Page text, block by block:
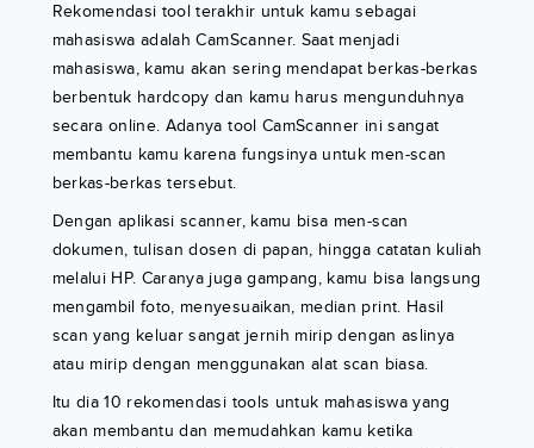
Rekomendasi tool terakhir untuk kamu sebagai
mahasiswa adalah CamScanner. Saat menjadi
mahasiswa, kamu akan sering mendapat berkas-berkas
berbentuk hardcopy dan kamu harus mengunduhnya
secara online. Adanya tool CamScanner ini sangat
membantu kamu karena fungsinya untuk men-scan
berkas-berkas tersebut.
Dengan aplikasi scanner, kamu bisa men-scan
dokumen, tulisan dosen di papan, hingga catatan kuliah
melalui HP. Caranya juga gampang, kamu bisa langsung
mengambil foto, menyesuaikan, median print. Hasil
scan yang keluar sangat jernih mirip dengan aslinya
atau mirip dengan menggunakan alat scan biasa.
Itu dia 10 rekomendasi tools untuk mahasiswa yang
akan membantu dan memudahkan kamu ketika